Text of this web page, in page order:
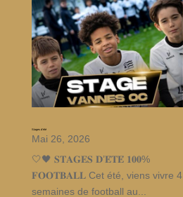
Stages d’été
Mai 26, 2026
🤍🖤 𝐒𝐓𝐀𝐆𝐄𝐒 𝐃’𝐄́𝐓𝐄́ 𝟏𝟎𝟎%
𝐅𝐎𝐎𝐓𝐁𝐀𝐋𝐋 Cet été, viens vivre 4
semaines de football au...